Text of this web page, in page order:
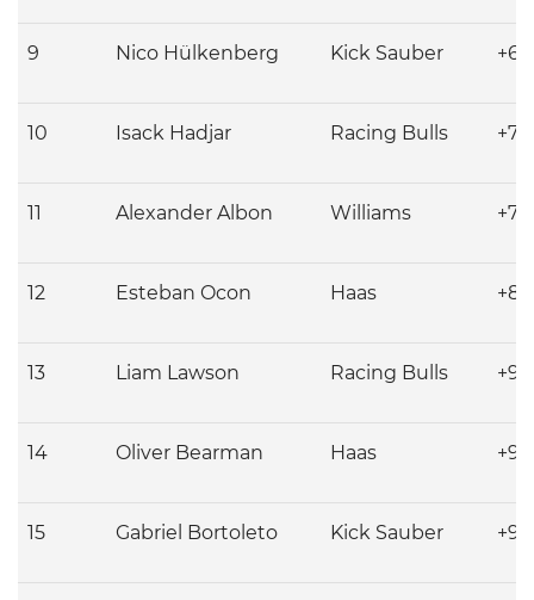
9 Nico Hülkenberg Kick Sauber
10 Isack Hadjar Racing Bulls
11 Alexander Albon Williams
12 Esteban Ocon Haas
13 Liam Lawson Racing Bulls
14 Oliver Bearman Haas
15 Gabriel Bortoleto Kick Sauber